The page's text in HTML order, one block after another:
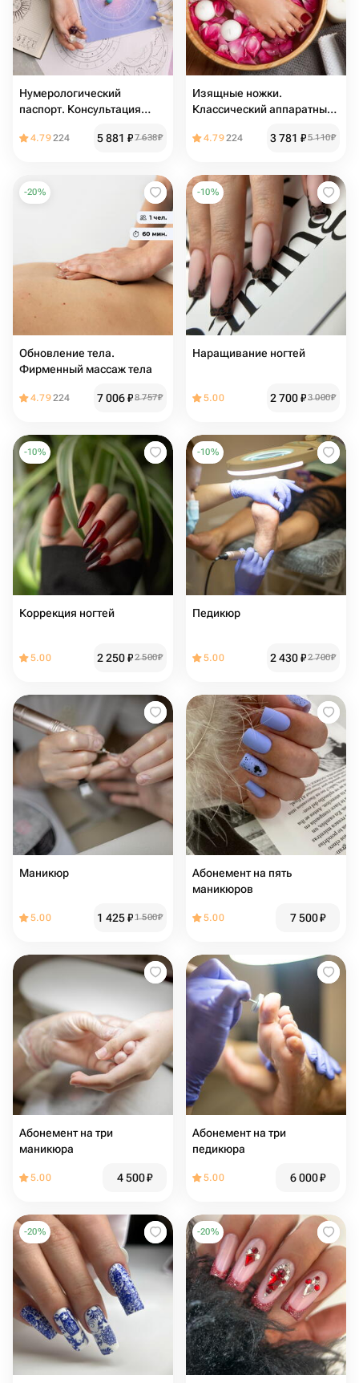
Нумерологический
паспорт. Консультация
4.79224 5 881 ₽7 638₽
Изящные ножки.
Классический аппаратный
4.79224 3 781 ₽5 110₽
-20%
Обновление тела.
Фирменный массаж тела
4.79224 7 006₽8 757₽
-10%
Наращивание ногтей
5.00 2 700₽3 000₽
-10%
Коррекция ногтей
5.00 2 250₽2 500₽
-10%
Педикюр
5.00 2 430₽2 700₽
Маникюр
5.00 1 425₽1 500₽
Абонемент на пять
маникюров
5.00 7 500₽
Абонемент на три
маникюра
5.00 4 500₽
Абонемент на три
педикюра
5.00 6 000₽
-20% -20%